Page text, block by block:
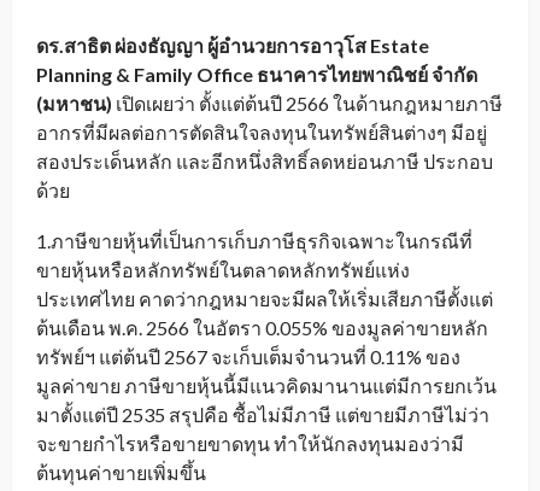
ดร .สาธิต ผ่องธัญญา ผู้อำนวยการอาวุโส Estate
Planning & Family Office ธนาคารไทยพาณิชย์ จำกัด
(มหาชน) เปิดเผยว่า ตั้งแต่ต้นปี 2566 ในด้านกฎหมายภาษี
อากรที่มีผลต่อการตัดสินใจลงทุนในทรัพย์สินต่างๆ มีอยู่
สองประเด็นหลัก และอีกหนึ่งสิทธิ์ลดหย่อนภาษี ประกอบ
ด้วย
1.ภาษีขายหุ้นที่เป็นการเก็บภาษีธุรกิจเฉพาะในกรณีที่
ขายหุ้นหรือหลักทรัพย์ในตลาดหลักทรัพย์แห่ง
ประเทศไทย คาดว่ากฎหมายจะมีผลให้เริ่มเสียภาษีตั้งแต่
ต้นเดือน พ.ค. 2566 ในอัตรา 0.055% ของมูลค่าขายหลัก
ทรัพย์ฯ แต่ต้นปี 2567 จะเก็บเต็มจำนวนที่ 0.11% ของ
มูลค่าขาย ภาษีขายหุ้นนี้มีแนวคิดมานานแต่มีการยกเว้น
มาตั้งแต่ปี 2535 สรุปคือ ซื้อไม่มีภาษี แต่ขายมีภาษีไม่ว่า
จะขายกำไรหรือขายขาดทุน ทำให้นักลงทุนมองว่ามี
ต้นทุนค่าขายเพิ่มขึ้น